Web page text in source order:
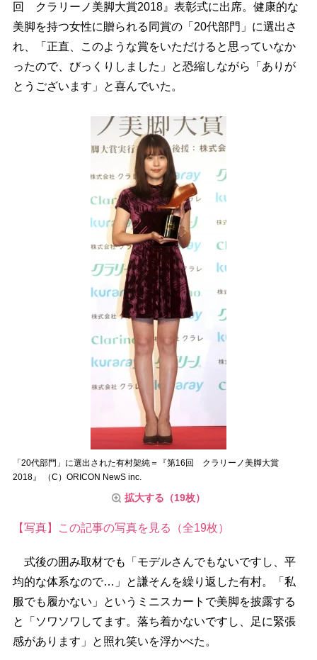
回 クラリーノ美脚大賞2018』表彰式に出席。健康的な
美脚を持つ女性に贈られる同賞の「20代部門」に選出さ
れ、「正直、このような賞をいただけると思っていなか
ったので、びっくりしました」と恐縮しながら「ありが
とうございます」と喜んでいた。
「20代部門」に選出された有村架純＝『第16回 クラリーノ美脚大賞
2018』 （C）ORICON NewS inc.
拡大する（19枚）
【写真】この記事の写真を見る（全19枚）
式後の囲み取材でも「モデルさんでもないですし、平
均的な体系なので…」と謙そんを繰り返した有村。「私
服でも履かない」というミニスカートで美脚を披露する
と「ソワソワしてます。落ち着かないですし、足に緊張
感があります」と照れ笑いを浮かべた。